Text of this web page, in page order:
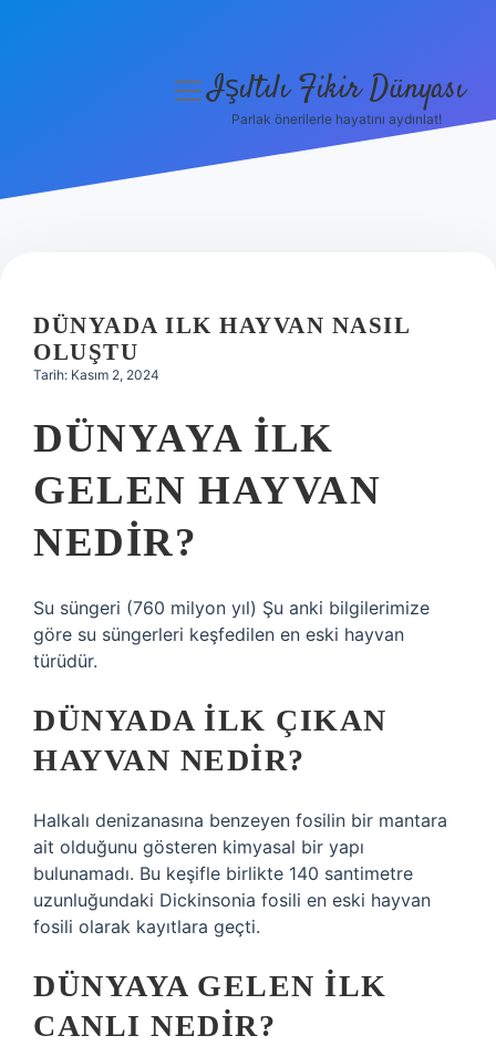
menüyüIşıltılı Fikir Dünyası
Parlak önerilerle hayatını aydınlat!
DÜNYADA ILK HAYVAN NASIL
OLUŞTU
Tarih: Kasım 2, 2024
DÜNYAYA ILK
GELEN HAYVAN
NEDIR?
Su süngeri (760 milyon yıl) Şu anki bilgilerimize
göre su süngerleri keşfedilen en eski hayvan
türüdür.
DÜNYADA ILK ÇIKAN
HAYVAN NEDIR?
Halkalı denizanasına benzeyen fosilin bir mantara
ait olduğunu gösteren kimyasal bir yapı
bulunamadı. Bu keşifle birlikte 140 santimetre
uzunluğundaki Dickinsonia fosili en eski hayvan
fosili olarak kayıtlara geçti.
DÜNYAYA GELEN ILK
CANLI NEDIR?